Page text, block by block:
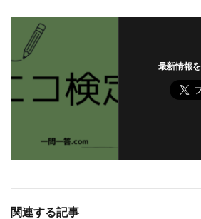
最新情報
関連する記事